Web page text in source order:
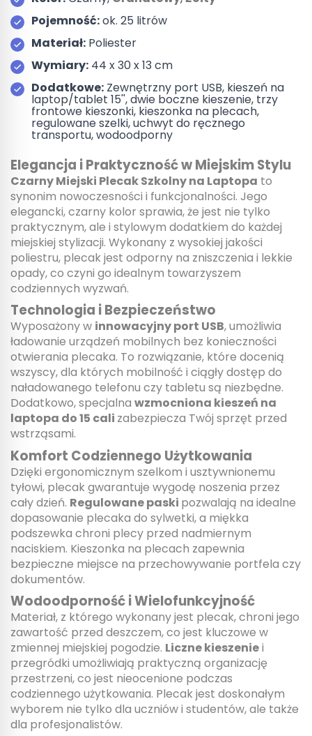
Pojemność:ok. 25 litrów
Materiał: Poliester
Wymiary: 44 x 30 x 13 cm
Dodatkowe: Zewnętrzny port USB, kieszeń na
laptop/tablet 15'', dwie boczne kieszenie, trzy
frontowe kieszonki, kieszonka na plecach,
regulowane szelki, uchwyt do ręcznego
transportu, wodoodporny
Elegancja i Praktyczność w Miejskim Stylu
Czarny Miejski Plecak Szkolny na Laptopa to
synonim nowoczesności i funkcjonalności. Jego
elegancki, czarny kolor sprawia, że jest nie tylko
praktycznym, ale i stylowym dodatkiem do każdej
miejskiej stylizacji. Wykonany z wysokiej jakości
poliestru, plecak jest odporny na zniszczenia i lekkie
opady, co czyni go idealnym towarzyszem
codziennych wyzwań.
Technologia i Bezpieczeństwo
Wyposażony w innowacyjny port USB, umożliwia
ładowanie urządzeń mobilnych bez konieczności
otwierania plecaka. To rozwiązanie, które docenią
wszyscy, dla których mobilność i ciągły dostęp do
naładowanego telefonu czy tabletu są niezbędne.
Dodatkowo, specjalna wzmocniona kieszeń na
laptopa do 15 cali zabezpiecza Twój sprzęt przed
wstrząsami.
Komfort Codziennego Użytkowania
Dzięki ergonomicznym szelkom i usztywnionemu
tyłowi, plecak gwarantuje wygodę noszenia przez
cały dzień. Regulowane paski pozwalają na idealne
dopasowanie plecaka do sylwetki, a miękka
podszewka chroni plecy przed nadmiernym
naciskiem. Kieszonka na plecach zapewnia
bezpieczne miejsce na przechowywanie portfela czy
dokumentów.
Wodoodporność i Wielofunkcyjność
Materiał, z którego wykonany jest plecak, chroni jego
zawartość przed deszczem, co jest kluczowe w
zmiennej miejskiej pogodzie. Liczne kieszeniei
przegródki umożliwiają praktyczną organizację
przestrzeni, co jest nieocenione podczas
codziennego użytkowania. Plecak jest doskonałym
wyborem nie tylko dla uczniów i studentów, ale także
dla profesjonalistów.